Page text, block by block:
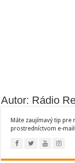
Autor: Rádio
Máte zaujímavý tip pre
prostredníctvom e-